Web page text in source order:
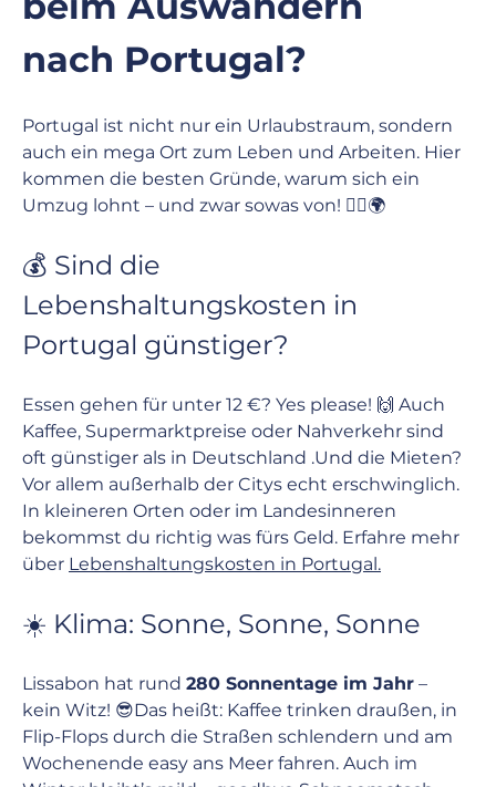
nach Portugal?
Portugal ist nicht nur ein Urlaubstraum, sondern
auch ein mega Ort zum Leben und Arbeiten. Hier
kommen die besten Gründe, warum sich ein
Umzug lohnt – und zwar sowas von! 🏄‍♀️🌍
💰 Sind die
Lebenshaltungskosten in
Portugal günstiger?
Essen gehen für unter 12 €? Yes please! 🙌 Auch
Kaffee, Supermarktpreise oder Nahverkehr sind
oft günstiger als in Deutschland .Und die Mieten?
Vor allem außerhalb der Citys echt erschwinglich.
In kleineren Orten oder im Landesinneren
bekommst du richtig was fürs Geld. Erfahre mehr
über Lebenshaltungskosten in Portugal.
☀️ Klima: Sonne, Sonne, Sonne
Lissabon hat rund 280 Sonnentage im Jahr –
kein Witz! 😎Das heißt: Kaffee trinken draußen, in
Flip-Flops durch die Straßen schlendern und am
Wochenende easy ans Meer fahren. Auch im